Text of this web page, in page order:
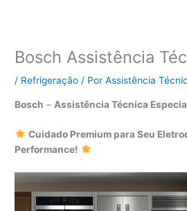
Bosch Assistência
/ Refrigeração / PorAssistência
Bosch – Assistência Técnica
Cuidado Premium para Seu
Performance!